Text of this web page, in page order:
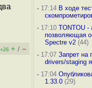
+26 + / –
-17:14 В ходе
-17:10 TONTOU -
позволяющая
Spectre v2(44)
-17:07 Запрет на
drivers/staging
-17:04
1.33.0(29)